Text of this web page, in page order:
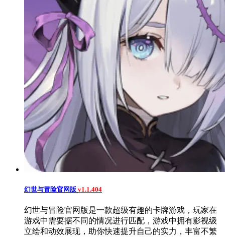
幻世与冒险官网版 v1.1.404
幻世与冒险官网版是一款超级有趣的卡牌游戏，玩家在
游戏中需要据不同的情况进行匹配，游戏中拥有影视级
立绘和动效展现，助你快速提升自己的实力，丰富不繁